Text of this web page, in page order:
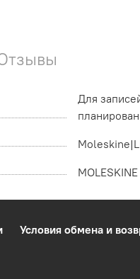
Для
MOLESKINE
Условия обмена и